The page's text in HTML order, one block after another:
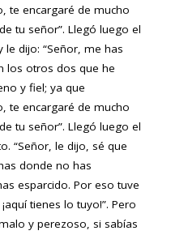
te encargaré de mucho
tu señor”. Llegó luego el
dijo: “Señor, me has
los otros dos que he
y fiel; ya que
te encargaré de mucho
tu señor”. Llegó luego el
“Señor, le dijo, sé que
donde no has
esparcido. Por eso tuve
tienes lo tuyo!”. Pero
y perezoso, si sabías